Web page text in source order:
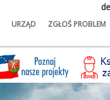
URZĄD ZGŁOŚ PROBLEM